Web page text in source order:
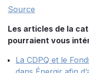
Source
Les articles de la
pourraient vous
La CDPQ et le